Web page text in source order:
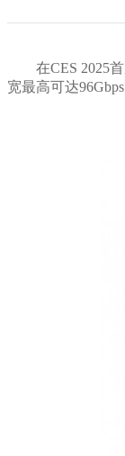
在CES 2025
宽最高可达